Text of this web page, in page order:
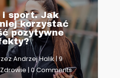
i sport. Jak
korzystać
pozytywne
Andrzej Halik|9
Zdrowie | 0 Comments